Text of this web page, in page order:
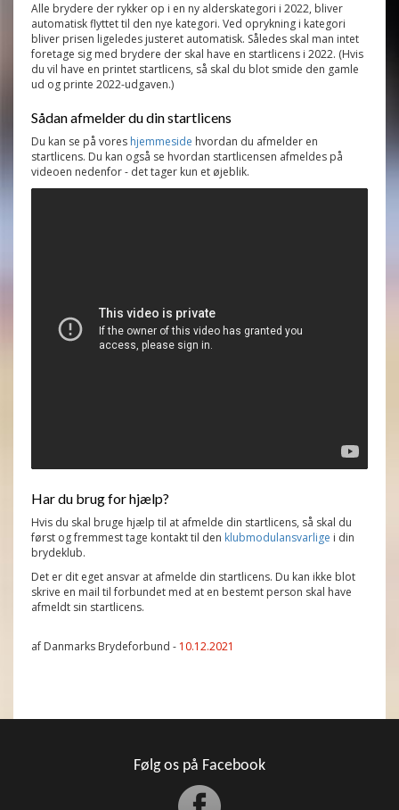
Alle brydere der rykker op i en ny alderskategori i 2022, bliver
automatisk flyttet til den nye kategori. Ved oprykning i kategori
bliver prisen ligeledes justeret automatisk. Således skal man intet
foretage sig med brydere der skal have en startlicens i 2022. (Hvis
du vil have en printet startlicens, så skal du blot smide den gamle
ud og printe 2022-udgaven.)
Sådan afmelder du din startlicens
Du kan se på vores hjemmeside hvordan du afmelder en
startlicens. Du kan også se hvordan startlicensen afmeldes på
videoen nedenfor - det tager kun et øjeblik.
Har du brug for hjælp?
Hvis du skal bruge hjælp til at afmelde din startlicens, så skal du
først og fremmest tage kontakt til den klubmodulansvarlige i din
brydeklub.
Det er dit eget ansvar at afmelde din startlicens. Du kan ikke blot
skrive en mail til forbundet med at en bestemt person skal have
afmeldt sin startlicens.
af Danmarks Brydeforbund - 10.12.2021
Følg os på Facebook